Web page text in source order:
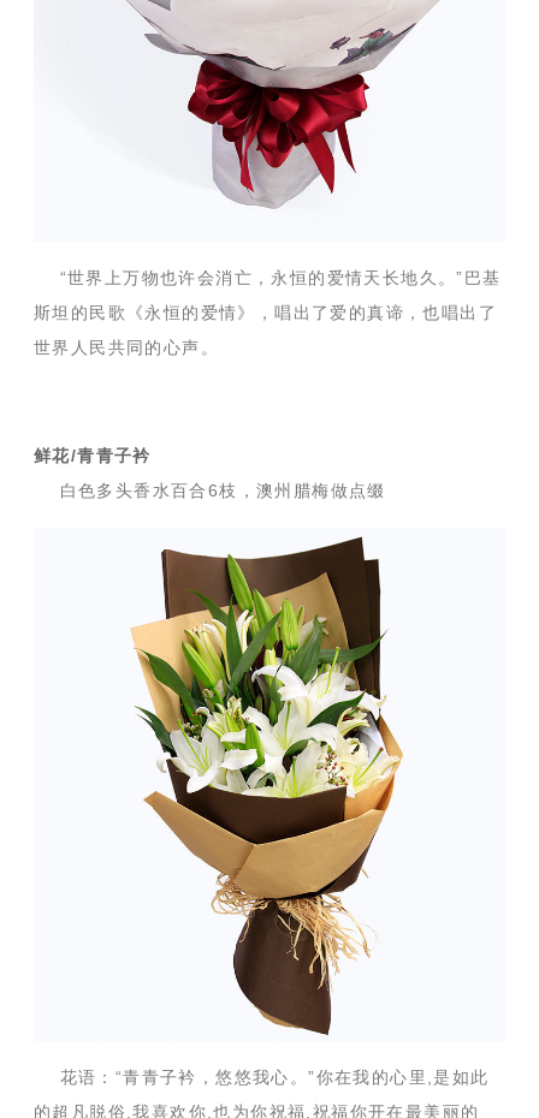
“世界上万物也许会消亡，永恒的爱情天长地久。”巴基
斯坦的民歌《永恒的爱情》，唱出了爱的真谛，也唱出了
世界人民共同的心声。
鲜花/青青子衿
白色多头香水百合6枝，澳州腊梅做点缀
花语：“青青子衿，悠悠我心。”你在我的心里,是如此
的超凡脱俗,我喜欢你,也为你祝福,祝福你开在最美丽的